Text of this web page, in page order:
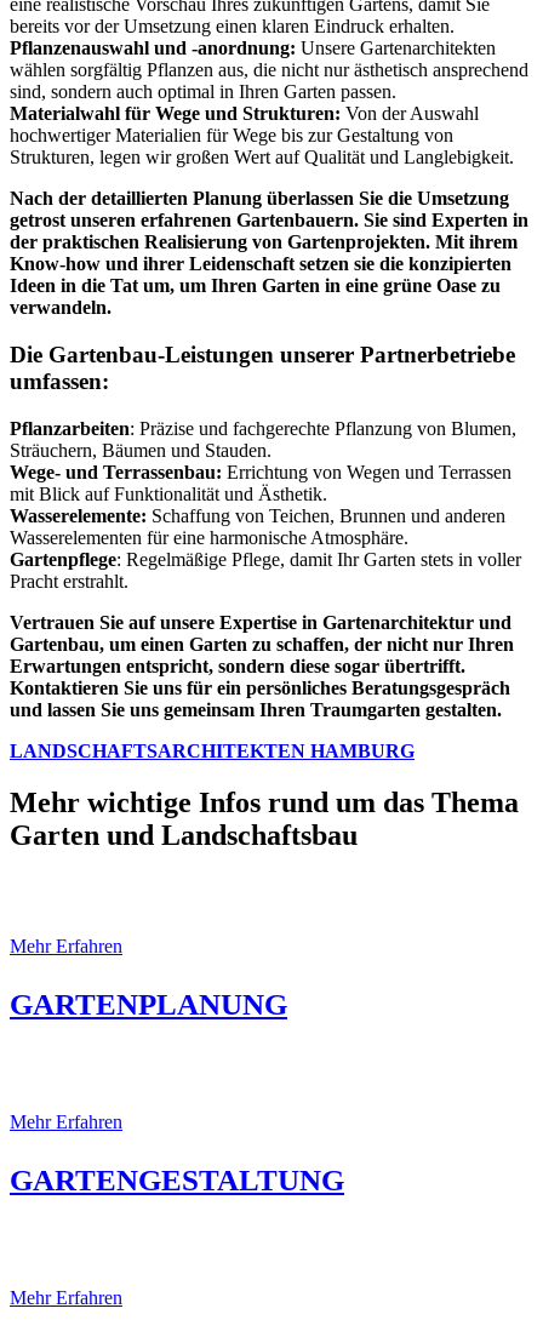
eine realistische Vorschau Ihres zukünftigen Gartens, damit Sie
bereits vor der Umsetzung einen klaren Eindruck erhalten.
Pflanzenauswahl und -anordnung: Unsere Gartenarchitekten
wählen sorgfältig Pflanzen aus, die nicht nur ästhetisch ansprechend
sind, sondern auch optimal in Ihren Garten passen.
Materialwahl für Wege und Strukturen: Von der Auswahl
hochwertiger Materialien für Wege bis zur Gestaltung von
Strukturen, legen wir großen Wert auf Qualität und Langlebigkeit.
Nach der detaillierten Planung überlassen Sie die Umsetzung
getrost unseren erfahrenen Gartenbauern. Sie sind Experten in
der praktischen Realisierung von Gartenprojekten. Mit ihrem
Know-how und ihrer Leidenschaft setzen sie die konzipierten
Ideen in die Tat um, um Ihren Garten in eine grüne Oase zu
verwandeln.
Die Gartenbau-Leistungen unserer Partnerbetriebe
umfassen:
Pflanzarbeiten: Präzise und fachgerechte Pflanzung von Blumen,
Sträuchern, Bäumen und Stauden.
Wege- und Terrassenbau: Errichtung von Wegen und Terrassen
mit Blick auf Funktionalität und Ästhetik.
Wasserelemente: Schaffung von Teichen, Brunnen und anderen
Wasserelementen für eine harmonische Atmosphäre.
Gartenpflege: Regelmäßige Pflege, damit Ihr Garten stets in voller
Pracht erstrahlt.
Vertrauen Sie auf unsere Expertise in Gartenarchitektur und
Gartenbau, um einen Garten zu schaffen, der nicht nur Ihren
Erwartungen entspricht, sondern diese sogar übertrifft.
Kontaktieren Sie uns für ein persönliches Beratungsgespräch
und lassen Sie uns gemeinsam Ihren Traumgarten gestalten.
LANDSCHAFTSARCHITEKTEN HAMBURG
Mehr wichtige Infos rund um das Thema
Garten und Landschaftsbau
Mehr Erfahren
GARTENPLANUNG
Mehr Erfahren
GARTENGESTALTUNG
Mehr Erfahren